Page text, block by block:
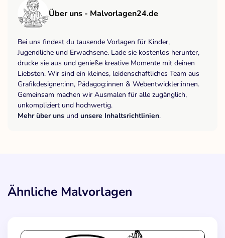
Über uns - Malvorlagen24.de
Bei uns findest du tausende Vorlagen für Kinder,
Jugendliche und Erwachsene. Lade sie kostenlos herunter,
drucke sie aus und genieße kreative Momente mit deinen
Liebsten. Wir sind ein kleines, leidenschaftliches Team aus
Grafikdesigner:inn, Pädagog:innen & Webentwickler:innen.
Gemeinsam machen wir Ausmalen für alle zugänglich,
unkompliziert und hochwertig.
Mehr über uns und unsere Inhaltsrichtlinien.
Ähnliche Malvorlagen